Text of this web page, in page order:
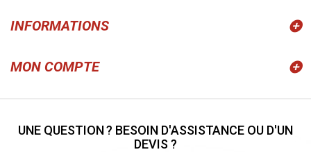
INFORMATIONS
MON COMPTE
UNE QUESTION ? BESOIN D'ASSISTANCE OU D'UN
DEVIS ?